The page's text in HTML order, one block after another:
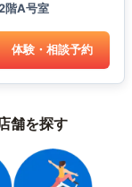
階A号室
体験・相談予約
舗を探す